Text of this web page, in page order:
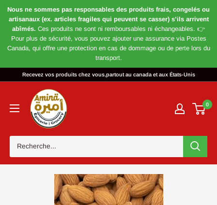
Nous ne sommes pas responsables des produits frais, congelés ou
artisanaux (ex. articles fragiles qui peuvent se casser) s’ils arrivent
abîmés. Ces produits ne sont ni remboursables ni échangeables. 👉
Pour plus de sécurité, vous pouvez ajouter une assurance via Postes
Canada, qui offre une protection en cas de dommage ou de perte lors du
transport.
Recevez vos produits chez vous,partout au canada et aux États-Unis
Magasin
Amira
0